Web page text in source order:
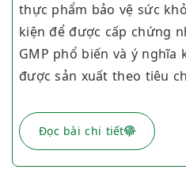
thực phẩm bảo vệ sức
kiện để được cấp chứng
GMP phổ biến và ý nghĩa
được sản xuất theo tiêu
Đọc bài chi tiết